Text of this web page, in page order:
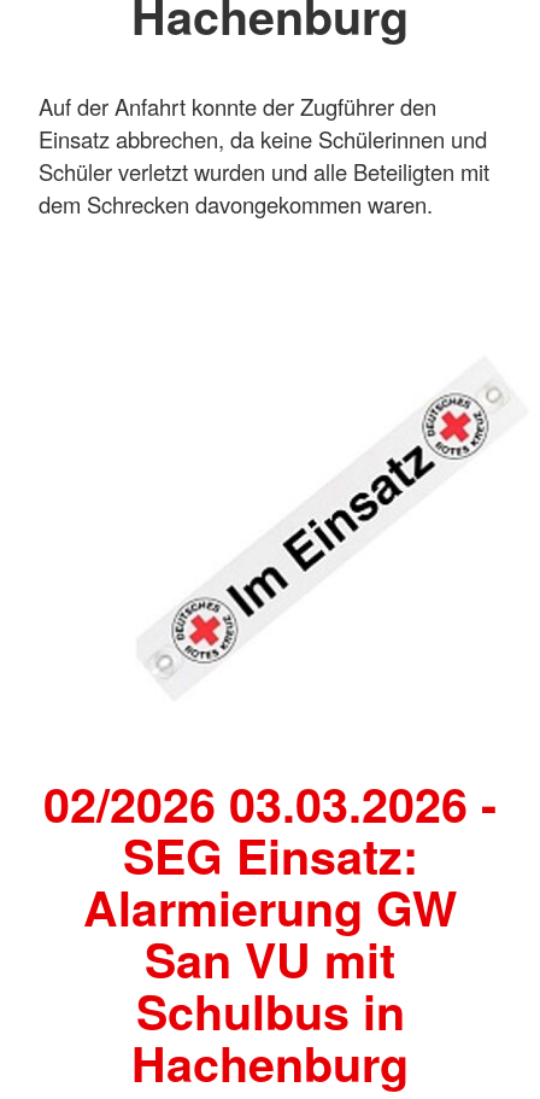
Hachenburg
Auf der Anfahrt konnte der Zugführer den
Einsatz abbrechen, da keine Schülerinnen und
Schüler verletzt wurden und alle Beteiligten mit
dem Schrecken davongekommen waren.
02/2026 03.03.2026 -
SEG Einsatz:
Alarmierung GW
San VU mit
Schulbus in
Hachenburg